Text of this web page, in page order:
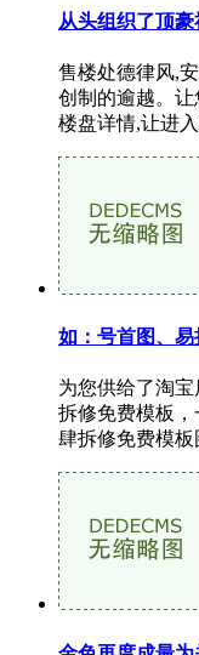
从头组织了顶
售楼处德律风,
创制的逾越。
楼盘详情,让进
如：号首图、
为您供给了淘
拆修免费模板
肆拆修免费模